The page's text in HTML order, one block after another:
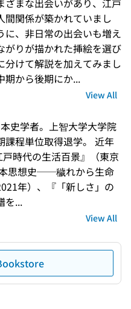
ざまな出会いがあり、江戸
間関係が築かれていまし
に、非日常の出会いも増え
がりが描かれた挿絵を選び
分けて解説を加えてみまし
期から後期にか...
View All
史学者。上智大学大学院
課程単位取得退学。 近年
時代の生活百景』（東京
思想史──穢れから生命
年）、『「新しさ」の
を...
View All